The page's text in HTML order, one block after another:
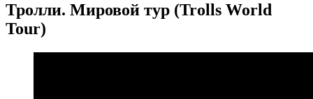
Тролли. Мировой тур (Trolls World
Tour)